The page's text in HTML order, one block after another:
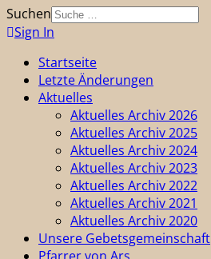
Suchen
Sign In
Startseite
Letzte Änderungen
Aktuelles
Aktuelles Archiv 2026
Aktuelles Archiv 2025
Aktuelles Archiv 2024
Aktuelles Archiv 2023
Aktuelles Archiv 2022
Aktuelles Archiv 2021
Aktuelles Archiv 2020
Unsere Gebetsgemeinschaft
Pfarrer von Ars